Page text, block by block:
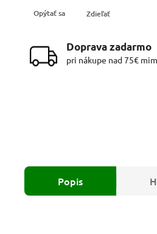
Opýtať sa Zdieľať
Doprava zadarmo
pri nákupe nad 75€
Popis